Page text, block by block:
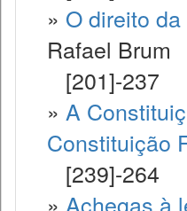
» O direito
Rafael Brum
[201]-237
» A
Constituição
[239]-264
» Achegas à